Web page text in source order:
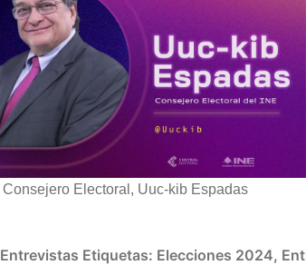
Consejero Electoral, Uuc-kib Espadas
Entrevistas Etiquetas: Elecciones 2024,